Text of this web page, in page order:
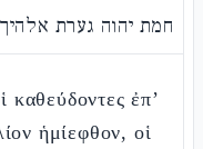
חמת יהוה גערת אלהיך
καθεύδοντες ἐπ’
ἡμίεφθον, οἱ